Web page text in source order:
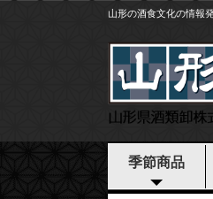
山形の酒食文化の情報
季節商品